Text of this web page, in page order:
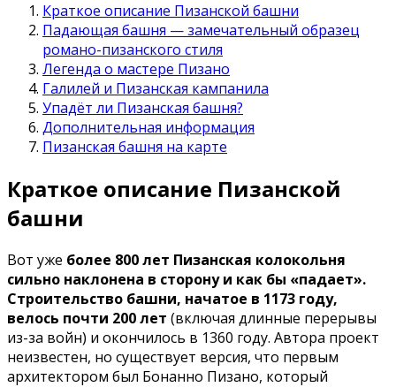
Краткое описание Пизанской башни
Падающая башня — замечательный образец
романо-пизанского стиля
Легенда о мастере Пизано
Галилей и Пизанская кампанила
Упадёт ли Пизанская башня?
Дополнительная информация
Пизанская башня на карте
Краткое описание Пизанской
башни
Вот уже более 800 лет Пизанская колокольня
сильно наклонена в сторону и как бы «падает».
Строительство башни, начатое в 1173 году,
велось почти 200 лет (включая длинные перерывы
из-за войн) и окончилось в 1360 году. Автора проект
неизвестен, но существует версия, что первым
архитектором был Бонанно Пизано, который